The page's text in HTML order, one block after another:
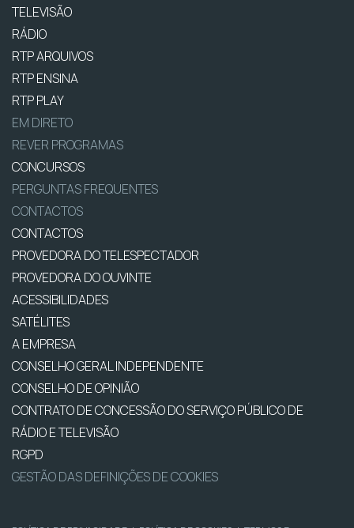
TELEVISÃO
RÁDIO
RTP ARQUIVOS
RTP ENSINA
RTP PLAY
EM DIRETO
REVER PROGRAMAS
CONCURSOS
PERGUNTAS FREQUENTES
CONTACTOS
CONTACTOS
PROVEDORA DO TELESPECTADOR
PROVEDORA DO OUVINTE
ACESSIBILIDADES
SATÉLITES
A EMPRESA
CONSELHO GERAL INDEPENDENTE
CONSELHO DE OPINIÃO
CONTRATO DE CONCESSÃO DO SERVIÇO PÚBLICO DE
RÁDIO E TELEVISÃO
RGPD
GESTÃO DAS DEFINIÇÕES DE COOKIES